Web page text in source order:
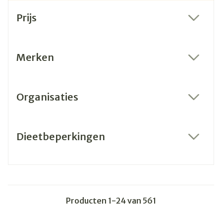
Prijs
Merken
Organisaties
Dieetbeperkingen
Producten 1-24van 561